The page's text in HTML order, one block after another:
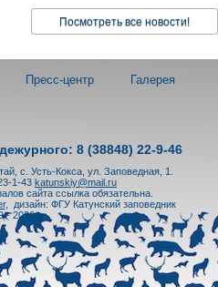
Посмотреть все новости!
Пресс-центр Галерея
8 (38848) 22-9-46
с. Усть-Кокса, ул. Заповедная, 1.
1-43 katunskiy@mail.ru
сайта ссылка обязательна.
,
дизайн: ФГУ Катунский заповедник
- 2026 гг.